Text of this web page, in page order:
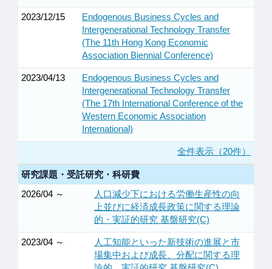
2023/12/15
Endogenous Business Cycles and
Intergenerational Technology Transfer
(The 11th Hong Kong Economic
Association Biennial Conference)
2023/04/13
Endogenous Business Cycles and
Intergenerational Technology Transfer
(The 17th International Conference of the
Western Economic Association
International)
全件表示（20件）
研究課題・受託研究・科研費
2026/04 ～
人口減少下における労働生産性の向
上並びに経済成長政策に関する理論
的・実証的研究 基盤研究(C)
2023/04 ～
人工知能といった新技術の進展と市
場集中および成長、分配に関する理